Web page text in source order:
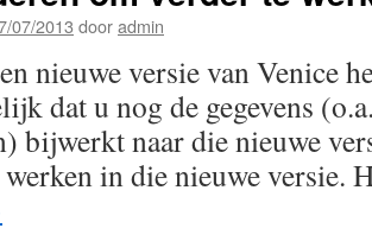
07/2013 dooradmin
nieuwe versie van Venice
dat u nog de gegevens
bijwerkt naar die nieuwe
in die nieuwe versie.